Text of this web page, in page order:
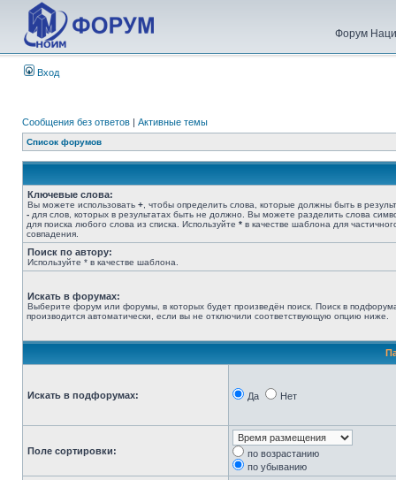
Форум
Вход
Сообщения без ответов | Активные темы
Список форумов
Ключевые слова:
Вы можете использовать + , чтобы определить слова, которые должны быть в
- для слов, которых в результатах быть не должно. Вы можете разделить слова
для поиска любого слова из списка. Используйте * в качестве шаблона для
совпадения.
Поиск по автору:
Используйте * в качестве шаблона.
Искать в форумах:
Выберите форум или форумы, в которых будет произведён поиск. Поиск в
производится автоматически, если вы не отключили соответствующую опцию ниже.
Искать в подфорумах: Да Нет
Поле сортировки:
по возрастанию
по убыванию